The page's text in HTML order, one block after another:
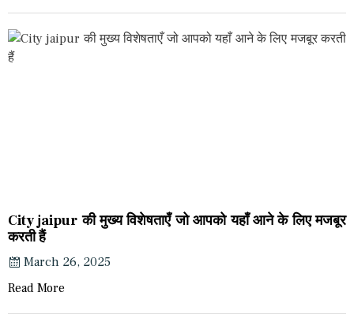
City jaipur की मुख्य विशेषताएँ जो आपको यहाँ आने के लिए मजबूर
करती हैं
March 26, 2025
Read More